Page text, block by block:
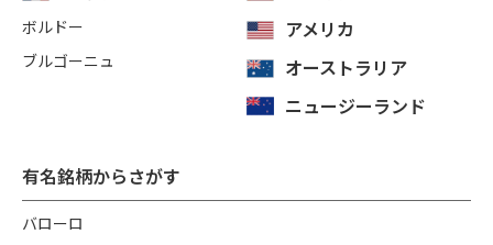
ボルドー
ブルゴーニュ
アメリカ
オーストラリア
ニュージーランド
有名銘柄からさがす
バローロ